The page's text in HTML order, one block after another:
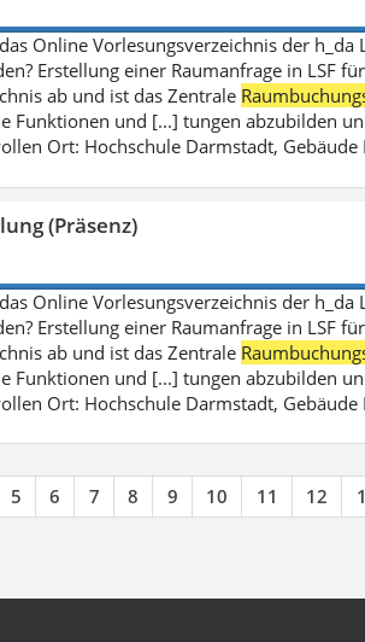
Online Vorlesungsverzeichnis der h_da
Erstellung einer Raumanfrage in LSF
ab und ist das Zentrale
Funktionen und [...] tungen abzubilden
Ort: Hochschule Darmstadt,
(Präsenz)
Online Vorlesungsverzeichnis der h_da
Erstellung einer Raumanfrage in LSF
ab und ist das Zentrale
Funktionen und [...] tungen abzubilden
Ort: Hochschule Darmstadt,
5 6 7 8 9 10 11 12